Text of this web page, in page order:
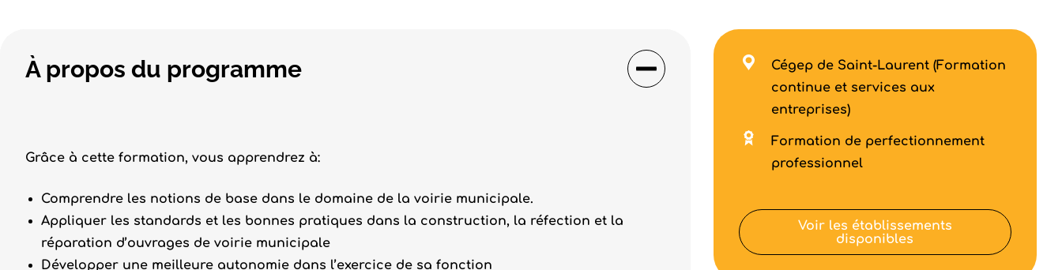
À propos du programme
Grâce à cette formation, vous apprendrez à:
Comprendre les notions de base dans le domaine de la voirie municipale.
Appliquer les standards et les bonnes pratiques dans la construction, la réfection et la
réparation d’ouvrages de voirie municipale
Développer une meilleure autonomie dans l’exercice de sa fonction
Cégep de Saint-Laurent (Formation
continue et services aux
entreprises)
Formation de perfectionnement
professionnel
Voir les établissements
disponibles